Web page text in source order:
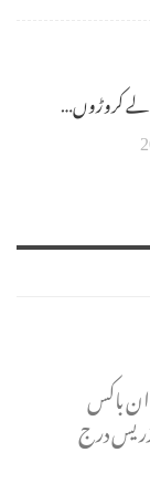
کروڑوں…
باکس
درج